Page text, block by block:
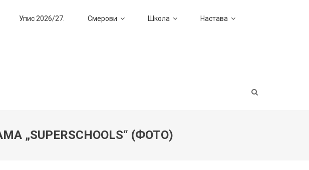
Упис 2026/27. Смерови Школа Настава
„SUPERSCHOOLS“ (ФОТО)